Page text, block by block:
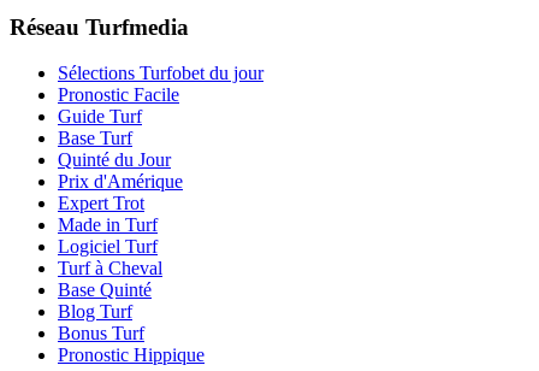
Réseau Turfmedia
Sélections Turfobet du jour
Pronostic Facile
Guide Turf
Base Turf
Quinté du Jour
Prix d'Amérique
Expert Trot
Made in Turf
Logiciel Turf
Turf à Cheval
Base Quinté
Blog Turf
Bonus Turf
Pronostic Hippique